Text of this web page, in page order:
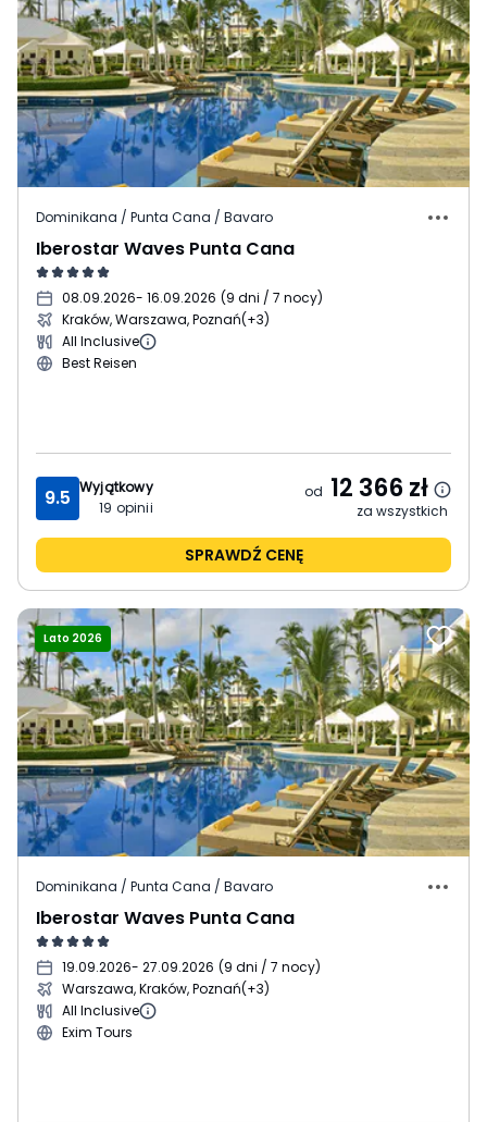
Dominikana / Punta Cana / Bavaro
Iberostar Waves Punta Cana
08.09.2026- 16.09.2026 (9 dni / 7 nocy)
Kraków, Warszawa, Poznań(+3)
All Inclusive
Best Reisen
9.5 Wyjątkowy
19 opinii
od 12 366zł
za wszystkich
SPRAWDŹ CENĘ
Lato 2026
Dominikana / Punta Cana / Bavaro
Iberostar Waves Punta Cana
19.09.2026- 27.09.2026 (9 dni / 7 nocy)
Warszawa, Kraków, Poznań(+3)
All Inclusive
Exim Tours